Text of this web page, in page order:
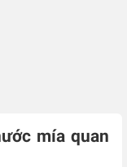
mía quan